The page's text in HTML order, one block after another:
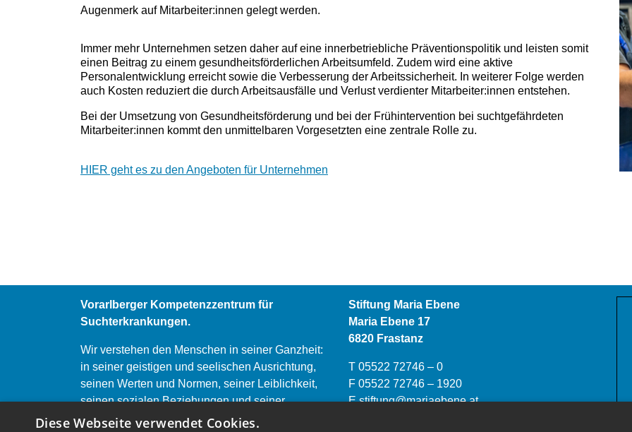
Augenmerk auf Mitarbeiter:innen gelegt werden.
Immer mehr Unternehmen setzen daher auf eine innerbetriebliche Präventionspolitik und leisten somit
einen Beitrag zu einem gesundheitsförderlichen Arbeitsumfeld. Zudem wird eine aktive
Personalentwicklung erreicht sowie die Verbesserung der Arbeitssicherheit. In weiterer Folge werden
auch Kosten reduziert die durch Arbeitsausfälle und Verlust verdienter Mitarbeiter:innen entstehen.
Bei der Umsetzung von Gesundheitsförderung und bei der Frühintervention bei suchtgefährdeten
Mitarbeiter:innen kommt den unmittelbaren Vorgesetzten eine zentrale Rolle zu.
HIER geht es zu den Angeboten für Unternehmen
Vorarlberger Kompetenzzentrum für
Suchterkrankungen.
Wir verstehen den Menschen in seiner Ganzheit:
in seiner geistigen und seelischen Ausrichtung,
seinen Werten und Normen, seiner Leiblichkeit,
seinen sozialen Beziehungen und seiner
Lebensgeschichte.
Stiftung Maria Ebene
Maria Ebene 17
6820 Frastanz
T 05522 72746 – 0
F 05522 72746 – 1920
Estiftung@mariaebene.at
Diese Webseite verwendet Cookies.